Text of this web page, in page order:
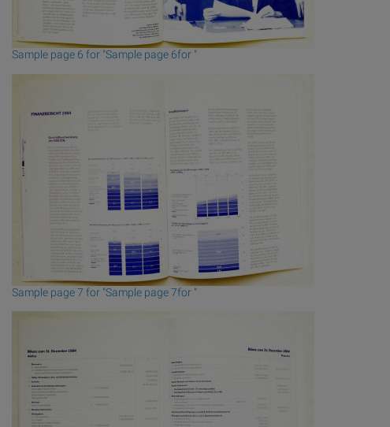
Sample page 6 for "Sample page 6for "
Sample page 7 for "Sample page 7for "